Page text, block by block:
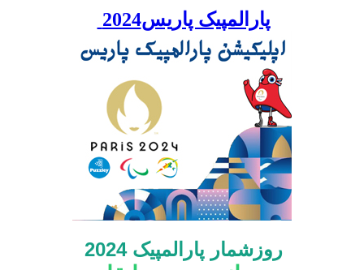
پارالمپیک پاریس2024
روزشمار پارالمپیک 2024